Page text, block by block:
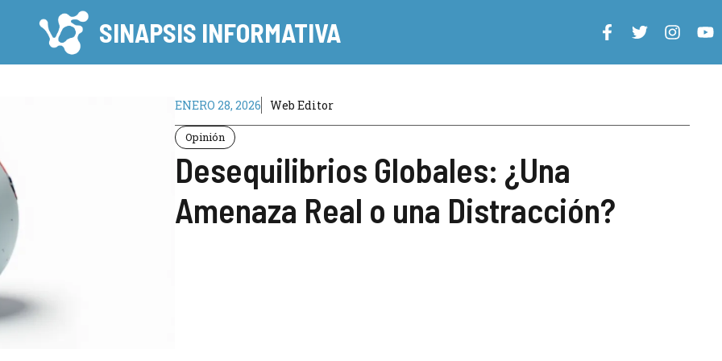
SINAPSIS INFORMATIVA
ENERO 28, 2026 Web Editor
Opinión
Desequilibrios Globales: ¿Una
Amenaza Real o una Distracción?